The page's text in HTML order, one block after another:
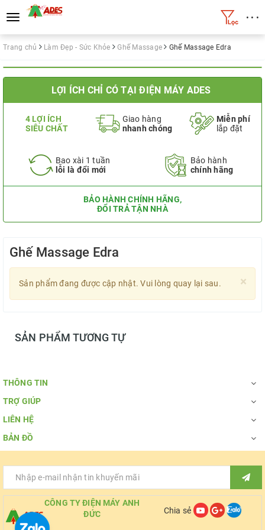
Toggle
navigation
• • •
Trang chủ Làm Đẹp - Sức Khỏe Ghế Massage Ghế Massage Edra
LỢI ÍCH CHỈ CÓ TẠI ĐIỆN MÁY ADES
4 LỢI ÍCH
SIÊU CHẤT
Giao hàng
nhanh chóng
Miễn phí
lắp đặt
Bao xài 1 tuần
lỗi là đổi mới
Bảo hành
chính hãng
BẢO HÀNH CHÍNH HÃNG,
ĐỔI TRẢ TẬN NHÀ
Ghế Massage Edra
×
Sản phẩm đang được cập nhật. Vui lòng quay lại sau.
SẢN PHẨM TƯƠNG TỰ
THÔNG TIN
TRỢ GIÚP
LIÊN HỆ
BẢN ĐỒ
CÔNG TY ĐIỆN MÁY ANH
ĐỨC
Chia sẻ